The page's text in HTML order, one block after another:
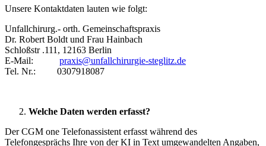
Unsere Kontaktdaten lauten wie folgt:
Unfallchirurg.- orth. Gemeinschaftspraxis
Dr. Robert Boldt und Frau Hainbach
Schloßstr .111, 12163 Berlin
E-Mail: praxis@unfallchirurgie-steglitz.de
Tel. Nr.: 0307918087
Welche Daten werden erfasst?
Der CGM one Telefonassistent erfasst während des
Telefongesprächs Ihre von der KI in Text umgewandelten Angaben,